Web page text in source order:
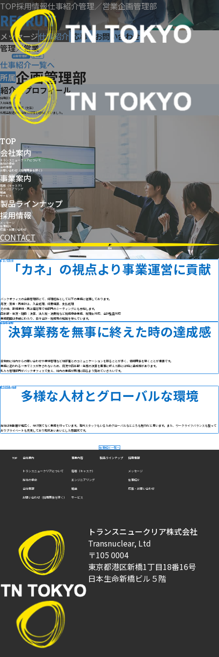
コ
ン
テ
ン
ツ
へ
ス
キ
ッ
プ
TOP
会社案内
トランスニュークリアについて
当社の使命
会社情報
お問い合わせ（採用関係を除く）
事業案内
容器（キャスク）
エンジニアリング
輸送
サービス
製品ラインナップ
採用情報
メッセージ
仕事紹介
応募・お問い合わせ
CONTACT
JP
EN
TOP採用情報仕事紹介管理／営業企画管理部
RECRUIT
メッセージ仕事紹介 応募・お問い合わせ
管理／営業
企画管理部 営業部
仕事紹介一覧へ
所属企画管理部
紹介者プロフィール
採用区分：中途
入社年度：2023
最終学歴：文学部（文系）
化粧品製造業の会社で経理を担当していました。
業務内容 「カネ」の視点より事業運営に貢献
バックオフィスの企画管理部にて、経理担当として以下の業務に従事しております。
月次：買掛・売掛計上、入金処理、経費精算、支払処理
その他、新規案件・売上確認等で他部門のミーティングにも参加します。
四半期・年次・随時：決算、法人税・消費税など税務申告業務、税理士対応、会計監査対応
業務範囲は多岐にわたり、日々会計・税務等の知識を学んでいます。
やりがい決算業務を無事に終えた時の達成感
日常的に社内からの問い合わせや案件管理など他部署とのコミュニケーションを取ることが多く、信頼関係を築くことが重要です。
業務に追われる一方でミスが許されないため、月次や四半期・年度の決算を無事に終えた時には特に達成感があります。
私たち管理部門がバックオフィスで支え、社内の業務が円滑に回るよう努めていきたいです。
会社の魅力 多様な人材とグローバルな環境
当社は年齢層が幅広く、分け隔てなく業務を行っています。海外スタッフもいるためグローバルなところも魅力だと思います。また、ワークライフバランスも整って
おりプライベートも充実しており和気あいあいとした雰囲気です。
仕事紹介一覧へ
TOP 会社案内
トランスニュークリアについて
当社の使命
会社情報
お問い合わせ（採用関係を除く）
事業内容
容器（キャスク）
エンジニアリング
輸送
サービス
製品ラインナップ 採用情報
メッセージ
仕事紹介
応募・お問い合わせ
トランスニュークリア株式会社
Transnuclear, Ltd
〒105 0004
東京都港区新橋1丁目18番16号
日本生命新橋ビル５階